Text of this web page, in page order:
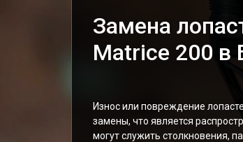
Замена
Matrice 200 в
Износ или повреждение
замены, что является
могут служить столкновения,